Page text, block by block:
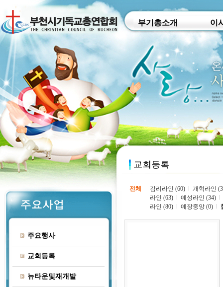
부기총소개 이
주요행사
교회등록
뉴타운및재개발
전체 감리라인 (60) 개혁라인
라인 (63)
예성라인 (34)
라인 (80)
예장중앙 (0)